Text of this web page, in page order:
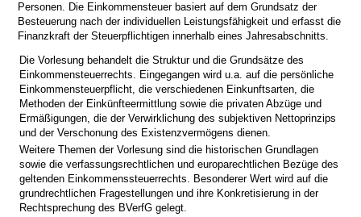
Personen. Die Einkommensteuer basiert auf dem Grundsatz der
Besteuerung nach der individuellen Leistungsfähigkeit und erfasst die
Finanzkraft der Steuerpflichtigen innerhalb eines Jahresabschnitts.
Die Vorlesung behandelt die Struktur und die Grundsätze des
Einkommensteuerrechts. Eingegangen wird u.a. auf die persönliche
Einkommensteuerpflicht, die verschiedenen Einkunftsarten, die
Methoden der Einkünfteermittlung sowie die privaten Abzüge und
Ermäßigungen, die der Verwirklichung des subjektiven Nettoprinzips
und der Verschonung des Existenzvermögens dienen.
Weitere Themen der Vorlesung sind die historischen Grundlagen
sowie die verfassungsrechtlichen und europarechtlichen Bezüge des
geltenden Einkommenssteuerrechts. Besonderer Wert wird auf die
grundrechtlichen Fragestellungen und ihre Konkretisierung in der
Rechtsprechung des BVerfG gelegt.